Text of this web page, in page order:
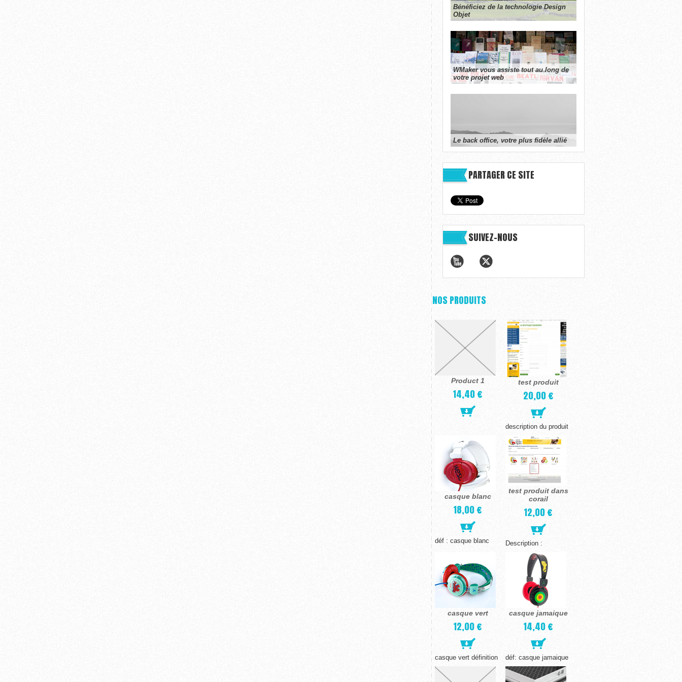
Bénéficiez de la technologie Design
Objet
WMaker vous assiste tout au long de
votre projet web
Le back office, votre plus fidèle allié
PARTAGER CE SITE
SUIVEZ-NOUS
NOS PRODUITS
Product 1
14,40 €
test produit
20,00 €
description du produit
casque blanc
18,00 €
déf : casque blanc
test produit dans
corail
12,00 €
Description :
casque vert
12,00 €
casque vert définition
casque jamaique
14,40 €
déf: casque jamaique